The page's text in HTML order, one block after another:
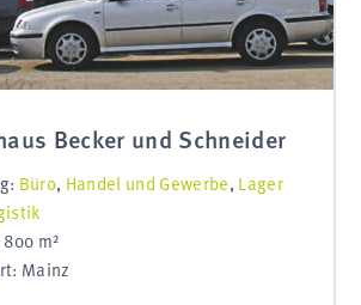
Becker und Schneider
Büro, Handel und Gewerbe , Lager
800 m²
Mainz